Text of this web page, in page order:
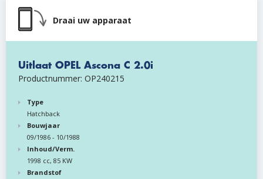
Draai uw apparaat
Uitlaat OPEL Ascona C 2.0i
Productnummer: OP240215
Type
Hatchback
Bouwjaar
09/1986 - 10/1988
Inhoud/Verm.
1998 cc, 85 KW
Brandstof